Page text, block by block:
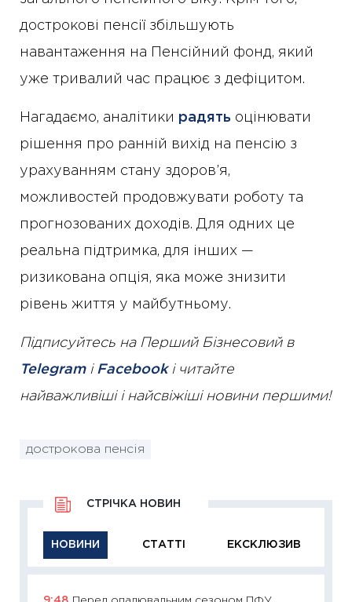
дострокові пенсії збільшують
навантаження на Пенсійний фонд, який
уже тривалий час працює з дефіцитом.
Нагадаємо, аналітики радять оцінювати
рішення про ранній вихід на пенсію з
урахуванням стану здоров’я,
можливостей продовжувати роботу та
прогнозованих доходів. Для одних це
реальна підтримка, для інших —
ризикована опція, яка може знизити
рівень життя у майбутньому.
Підписуйтесь на Перший Бізнесовий в
Telegramі Facebookі читайте
найважливіші і найсвіжіші новини першими!
дострокова пенсія
НОВИНИ СТАТТІ ЕКСКЛЮЗИВ
СТРІЧКА НОВИН